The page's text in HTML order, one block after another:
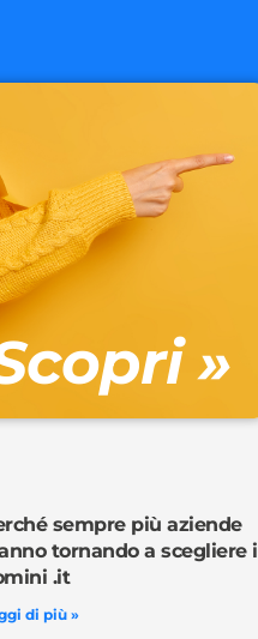
»
sempre più aziende
tornando a scegliere i
.it
di più »